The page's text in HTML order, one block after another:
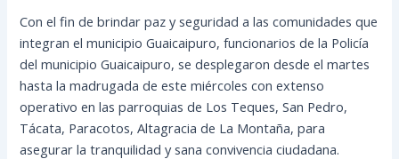
Con el fin de brindar paz y seguridad a las comunidades que
integran el municipio Guaicaipuro, funcionarios de la Policía
del municipio Guaicaipuro, se desplegaron desde el martes
hasta la madrugada de este miércoles con extenso
operativo en las parroquias de Los Teques, San Pedro,
Tácata, Paracotos, Altagracia de La Montaña, para
asegurar la tranquilidad y sana convivencia ciudadana.